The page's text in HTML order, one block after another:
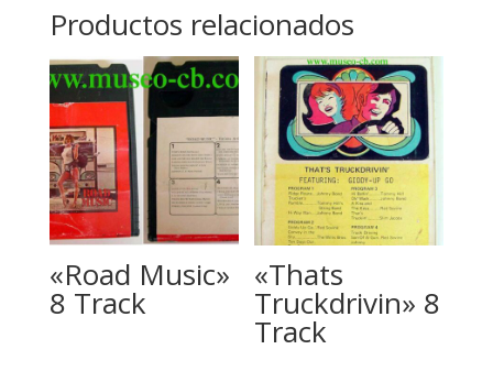
Productos relacionados
«Road Music»
8 Track
«Thats
Truckdrivin» 8
Track